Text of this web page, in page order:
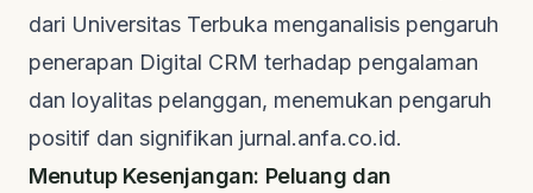
dari Universitas Terbuka menganalisis pengaruh
penerapan Digital CRM terhadap pengalaman
dan loyalitas pelanggan, menemukan pengaruh
positif dan signifikan jurnal.anfa.co.id.
Menutup Kesenjangan: Peluang dan